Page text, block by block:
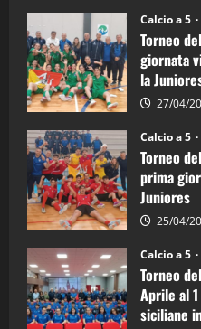
Torneo
delle
Regioni
di
calcio
a
5:
la
è
d’Italia
Calcio a 5
Torneo
giornata
la
27/04/
Calcio a 5
Torneo
prima
Juniores
25/04/
Calcio a 5
Torneo
Aprile al
siciliane